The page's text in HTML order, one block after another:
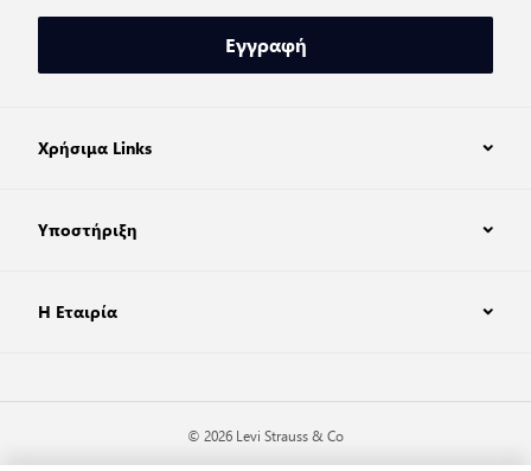
Εγγραφή
Χρήσιμα Links
Υποστήριξη
Η Εταιρία
© 2026 Levi Strauss & Co